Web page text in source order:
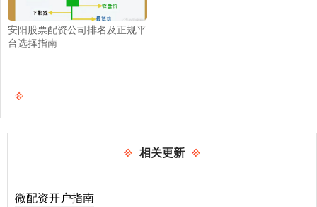
安阳股票配资公司排名及正规平
台选择指南
相关更新
微配资开户指南